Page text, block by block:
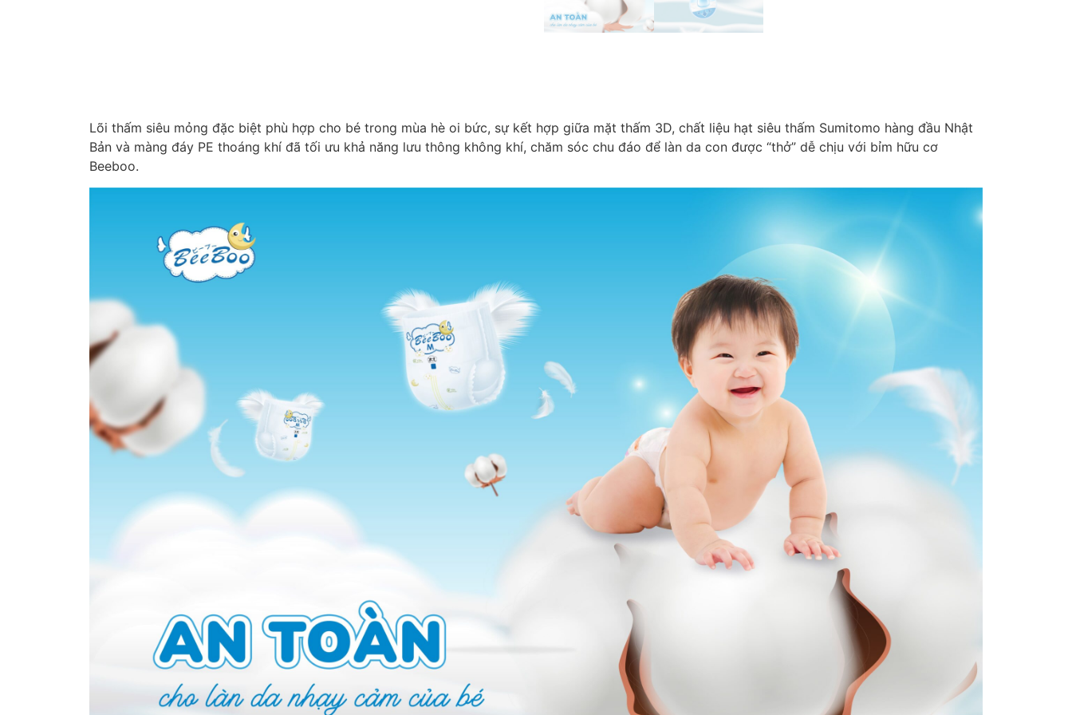
Lõi thấm siêu mỏng đặc biệt phù hợp cho bé trong mùa hè oi bức, sự kết hợp giữa mặt thấm 3D, chất liệu hạt siêu thấm Sumitomo hàng đầu Nhật
Bản và màng đáy PE thoáng khí đã tối ưu khả năng lưu thông không khí, chăm sóc chu đáo để làn da con được “thở” dễ chịu với bỉm hữu cơ
Beeboo.